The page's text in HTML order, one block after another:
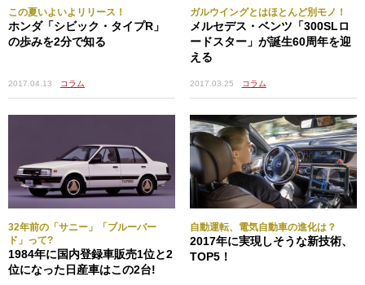
第16戦／10月8日／日本GP（鈴鹿）
第17戦／10月22日／アメリカGP（オースティン）
第18戦／10月29日／メキシコGP（メキシコシティ）
第19戦／11月12日／ブラジルGP（サンパウロ）
第20戦／11月26日／アブダビGP（アブダビ）
WEC（世界耐久選手権）
Rd.1／4月16日／シルバーストーン6時間（イギリス）
Rd.2／5月6日／スパ・フランコルシャン6時間（ベルギ
ー）
Rd.3／6月17～18日／ル・マン24時間（フランス）
Rd.4／7月16日／ニュルブルクリンク6時間（ドイツ）
Rd.5／9月3日／メキシコ6時間（メキシコ）
Rd.6／9月16日／サーキット・オブ・ジ・アメリカズ6時間
（米国）
Rd.7／10月15日／富士スピードウェイ6時間（静岡県）
この夏いよいよリリース！
ホンダ「シビック・タイプR」
の歩みを2分で知る
2017.04.13 コラム
ガルウイングとはほとんど別モノ！
メルセデス・ベンツ「300SLロ
ードスター」が誕生60周年を迎
える
2017.03.25 コラム
32年前の「サニー」「ブルーバー
ド」って?
1984年に国内登録車販売1位と2
位になった日産車はこの2台!
自動運転、電気自動車の進化は？
2017年に実現しそうな新技術、
TOP5！